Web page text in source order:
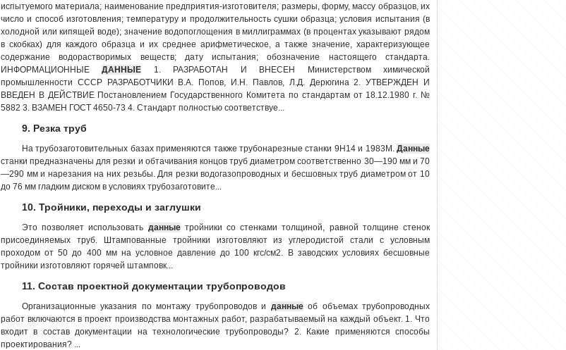
испытуемого материала; наименование предприятия-изготовителя; размеры, форму, массу образцов, их
число и способ изготовления; температуру и продолжительность сушки образца; условия испытания (в
холодной или кипящей воде); значение водопоглощения в миллиграммах (в процентах указывают рядом
в скобках) для каждого образца и их среднее арифметическое, а также значение, характеризующее
содержание водорастворимых веществ; дату испытания; обозначение настоящего стандарта.
ИНФОРМАЦИОННЫЕДАННЫЕ 1. РАЗРАБОТАН И ВНЕСЕН Министерством химической
промышленности СССР РАЗРАБОТЧИКИ В.А. Попов, И.Н. Павлов, Л.Д. Дерюгина 2. УТВЕРЖДЕН И
ВВЕДЕН В ДЕЙСТВИЕ Постановлением Государственного Комитета по стандартам от 18.12.1980 г. №
5882 3. ВЗАМЕН ГОСТ 4650-73 4. Стандарт полностью соответствуе...
9. Резка труб
На трубозаготовительных базах применяются также трубонарезные станки 9Н14 и 1983М. Данные
станки предназначены для резки и обтачивания концов труб диаметром соответственно 30—190 мм и 70
—290 мм и нарезания на них резьбы. Для резки водогазопроводных и бесшовных труб диаметром от 10
до 76 мм гладким диском в условиях трубозаготовите...
10. Тройники, переходы и заглушки
Это позволяет использовать данныетройники со стенками толщиной, равной толщине стенок
присоединяемых труб. Штампованные тройники изготовляют из углеродистой стали с условным
проходом от 50 до 400 мм на условное давление до 100 кгс/см2. В заводских условиях бесшовные
тройники изготовляют горячей штамповк...
11. Состав проектной документации трубопроводов
Организационные указания по монтажу трубопроводов и данныеоб объемах трубопроводных
работ включаются в проект производства монтажных работ, разрабатываемый на каждый объект. 1. Что
входит в состав документации на технологические трубопроводы? 2. Какие применяются способы
проектирования? ...